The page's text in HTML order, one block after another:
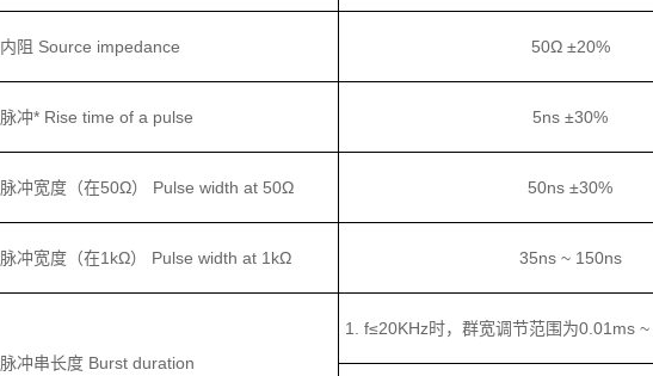
内阻 Source impedance 50Ω ±20%
脉冲* Rise time of a pulse 5ns ±30%
脉冲宽度（在50Ω） Pulse width at 50Ω 50ns ±30%
脉冲宽度（在1kΩ） Pulse width at 1kΩ 35ns ~ 150ns
脉冲串长度 Burst duration
1. f≤20KHz时，群宽调节范围为0.01ms